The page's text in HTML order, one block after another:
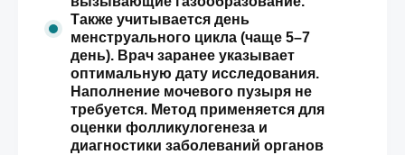
Также учитывается день
менструального цикла (чаще 5–7
день). Врач заранее указывает
оптимальную дату исследования.
Наполнение мочевого пузыря не
требуется. Метод применяется для
оценки фолликулогенеза и
диагностики заболеваний органов